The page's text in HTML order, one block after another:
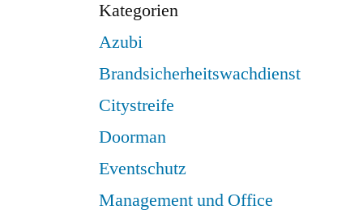
Kategorien
Azubi
Brandsicherheitswachdienst
Citystreife
Doorman
Eventschutz
Management und Office